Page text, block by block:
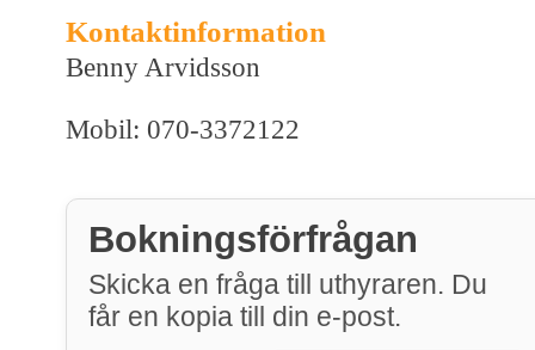
Kontaktinformation
Benny Arvidsson
Mobil: 070-3372122
Bokningsförfrågan
Skicka en fråga till uthyraren. Du
får en kopia till din e-post.